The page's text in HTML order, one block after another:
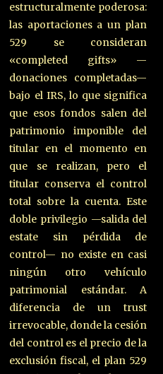
estructuralmente poderosa:
las aportaciones a un plan
529 se consideran
«completed gifts» —
donaciones completadas—
bajo el IRS, lo que significa
que esos fondos salen del
patrimonio imponible del
titular en el momento en
que se realizan, pero el
titular conserva el control
total sobre la cuenta. Este
doble privilegio —salida del
estate sin pérdida de
control— no existe en casi
ningún otro vehículo
patrimonial estándar. A
diferencia de un trust
irrevocable, donde la cesión
del control es el precio de la
exclusión fiscal, el plan 529